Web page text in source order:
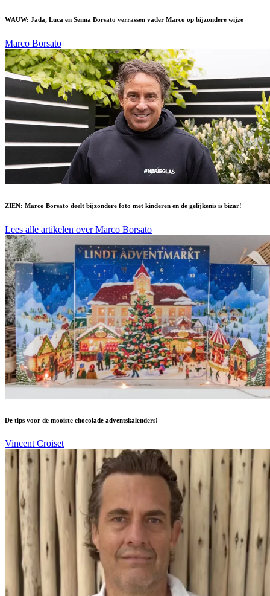
WAUW: Jada, Luca en Senna Borsato verrassen vader Marco op bijzondere wijze
Marco Borsato
ZIEN: Marco Borsato deelt bijzondere foto met kinderen en de gelijkenis is bizar!
Lees alle artikelen over Marco Borsato
De tips voor de mooiste chocolade adventskalenders!
Vincent Croiset